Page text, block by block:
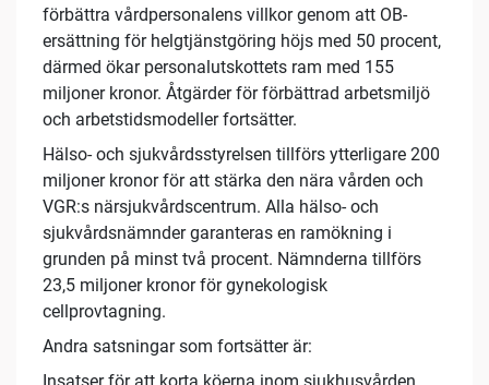
förbättra vårdpersonalens villkor genom att OB-
ersättning för helgtjänstgöring höjs med 50 procent,
därmed ökar personalutskottets ram med 155
miljoner kronor. Åtgärder för förbättrad arbetsmiljö
och arbetstidsmodeller fortsätter.
Hälso- och sjukvårdsstyrelsen tillförs ytterligare 200
miljoner kronor för att stärka den nära vården och
VGR:s närsjukvårdscentrum. Alla hälso- och
sjukvårdsnämnder garanteras en ramökning i
grunden på minst två procent. Nämnderna tillförs
23,5 miljoner kronor för gynekologisk
cellprovtagning.
Andra satsningar som fortsätter är: